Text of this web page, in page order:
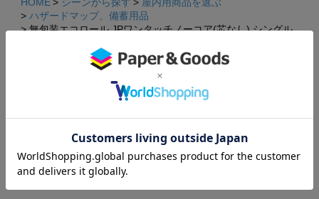
ハザードマップ、備蓄用品
無包装エコロール JPワンタッチノーコア(芯なし) シングル
紙製雑貨・日用品
無包装エコロール JPワンタッチノーコア(芯なし) シングル
関連商品・おすすめ商品